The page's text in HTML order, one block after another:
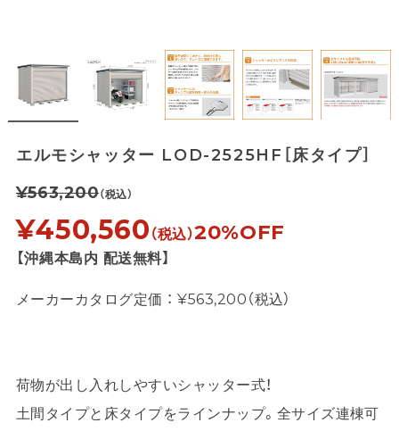
エルモシャッター LOD-2525HF［床タイプ］
¥563,200（税込）
¥450,560 （税込）20%OFF
【沖縄本島内 配送無料】
メーカーカタログ定価 ： ¥563,200（税込）
荷物が出し入れしやすいシャッター式！
土間タイプと床タイプをラインナップ。全サイズ連棟可